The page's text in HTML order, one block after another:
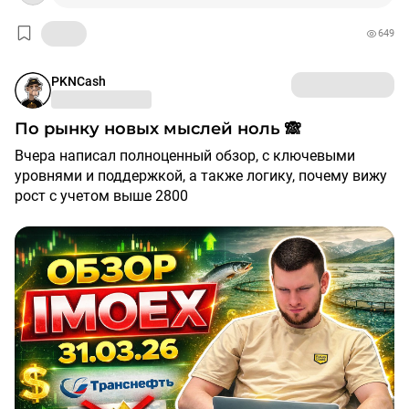
$ROSN $TATN 649
PKNCash
По рынку новых мыслей ноль 🙈
Вчера написал полноценный обзор, с ключевыми
уровнями и поддержкой, а также логику, почему вижу
рост с учетом выше 2800
Кому интересно пост от 30 марта в канале❗️
Самое главное, смогли вчера удержать 2800 и
восходящую трендовую, тем самым рынок
показывает, что падать сильно не готов, пока нет
позитивных новостей
И стоит помнить, как завершится конфликт в Иране,
Трамп сразу же активно вернется к Украине, он также